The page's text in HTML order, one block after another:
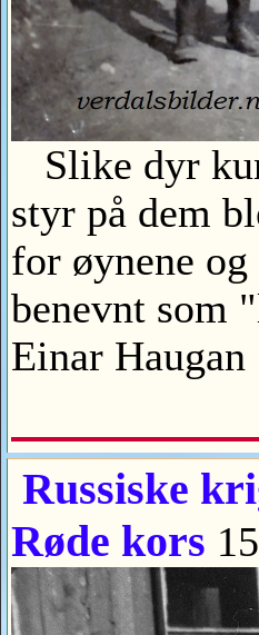
Slike dyr
styr på dem
for øynene
benevnt som
Einar
Russiske
Røde kors